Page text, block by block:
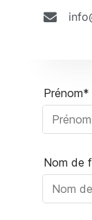
Prénom*
Nom de